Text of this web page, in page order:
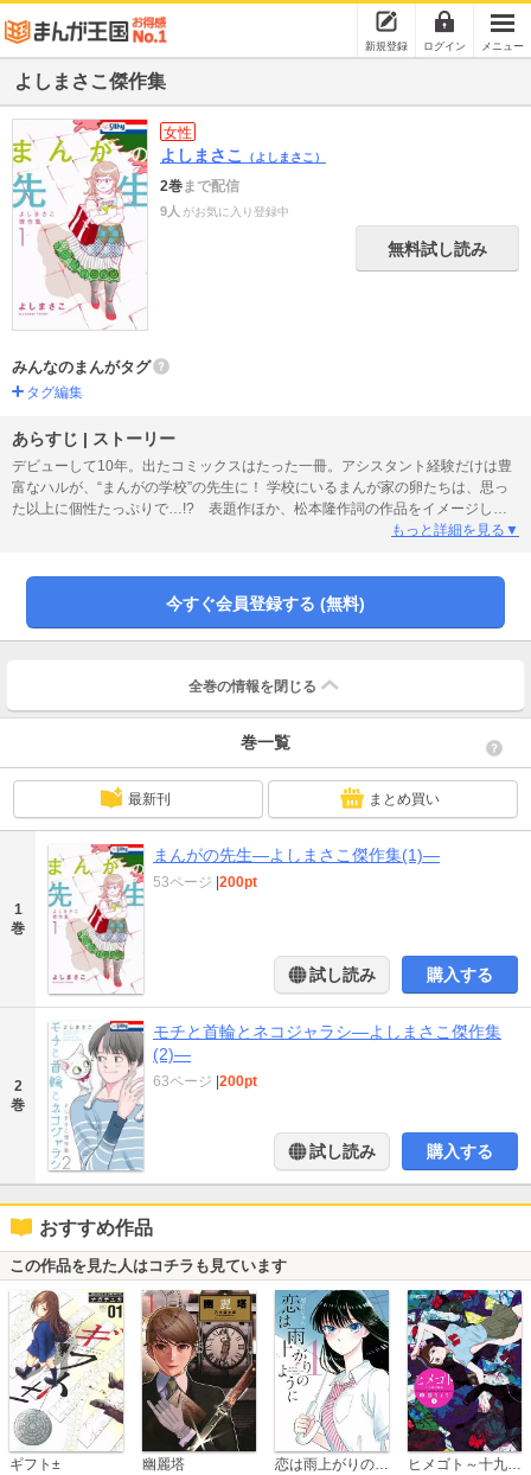
新規登録 ログイン メニュー
よしまさこ傑作集
女性
よしまさこ （よしまさこ）
2巻まで配信
9人 がお気に入り登録中
無料試し読み
みんなのまんがタグ
タグ編集
あらすじ | ストーリー
デビューして10年。出たコミックスはたった一冊。アシスタント経験だけは豊
富なハルが、“まんがの学校”の先生に！ 学校にいるまんが家の卵たちは、思っ
た以上に個性たっぷりで…!? 表題作ほか、松本隆作詞の作品をイメージした
「眠りの森」を収録。月刊『コーラス』（集英社）に掲載されたコミックス未
見られます！
もっと詳細を見る▼
今すぐ会員登録する (無料)
全巻の情報を 閉じる
巻一覧
最新刊 まとめ買い
1
巻
まんがの先生―よしまさこ傑作集(1)―
53ページ 200pt
試し読み 購入する
2
巻
モチと首輪とネコジャラシ―よしまさこ傑作集
(2)―
63ページ 200pt
試し読み 購入する
おすすめ作品
この作品を見た人はコチラも見ています
ギフト± 幽麗塔 恋は雨上がりのように ヒメゴト～十九歳の制服～